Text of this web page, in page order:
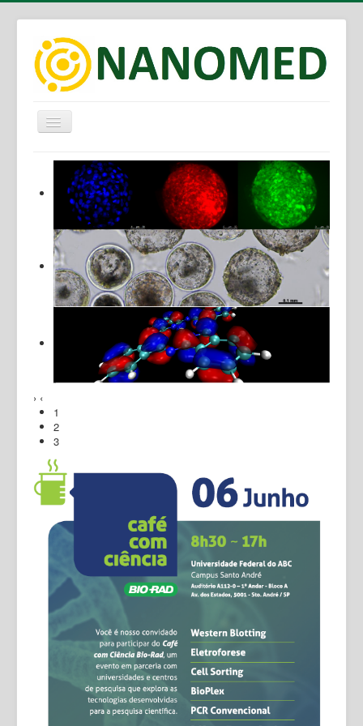
Alternar
Navegação
Sobre
Membros
Objetivos
Metas
Grupos/Linhas de Pesquisa
Publicações
› ‹
1
2
3